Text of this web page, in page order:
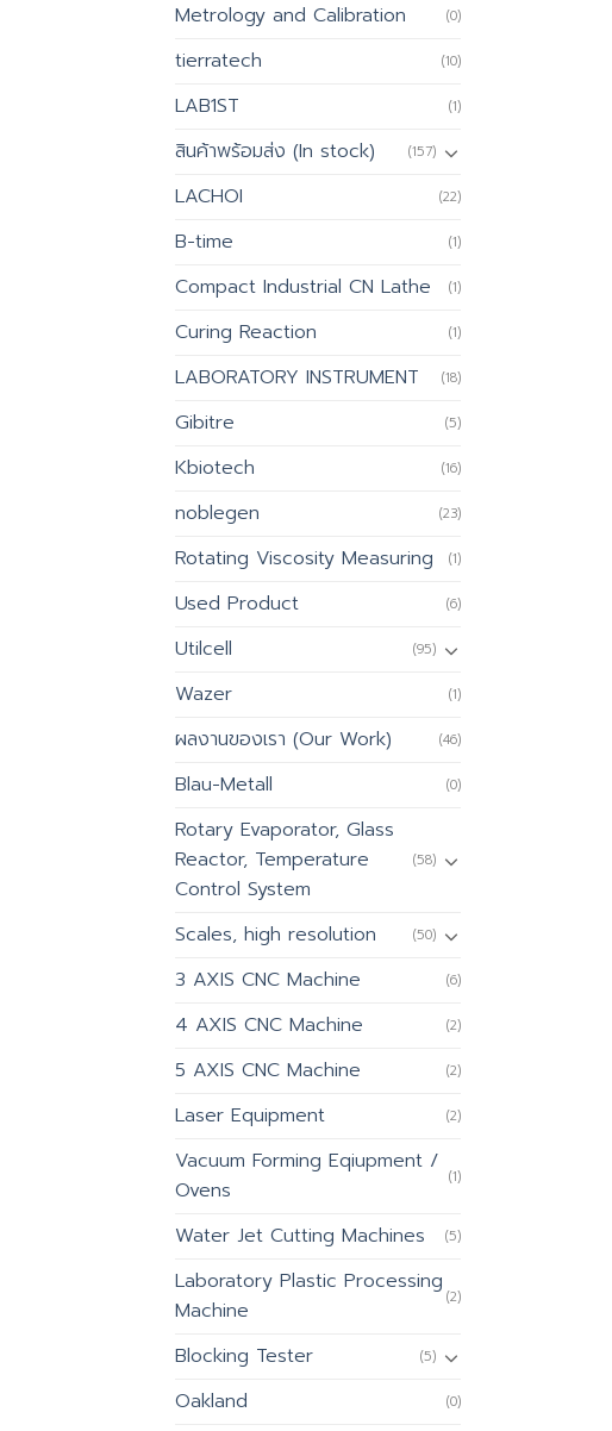
Metrology and Calibration (0)
tierratech (10)
LAB1ST (1)
สินค้าพร้อมส่ง (In stock) (157)
LACHOI (22)
B-time (1)
Compact Industrial CN Lathe (1)
Curing Reaction (1)
LABORATORY INSTRUMENT (18)
Gibitre (5)
Kbiotech (16)
noblegen (23)
Rotating Viscosity Measuring (1)
Used Product (6)
Utilcell (95)
Wazer (1)
ผลงานของเรา (Our Work) (46)
Blau-Metall (0)
Rotary Evaporator, Glass
Reactor, Temperature
Control System
(58)
Scales, high resolution (50)
3 AXIS CNC Machine (6)
4 AXIS CNC Machine (2)
5 AXIS CNC Machine (2)
Laser Equipment (2)
Vacuum Forming Eqiupment /
Ovens
(1)
Water Jet Cutting Machines (5)
Laboratory Plastic Processing
Machine
(2)
Blocking Tester (5)
Oakland (0)